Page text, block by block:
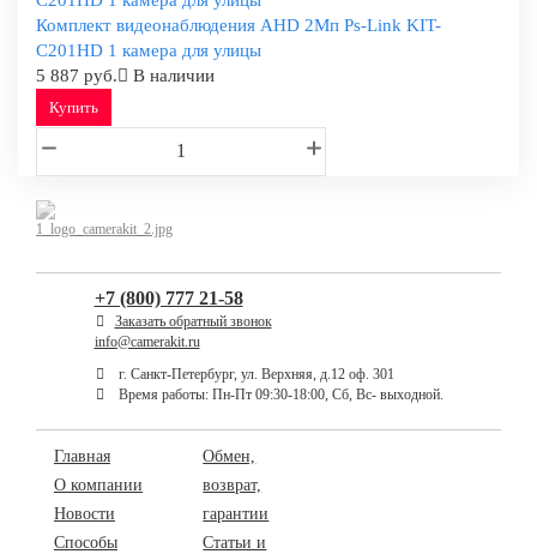
Комплект видеонаблюдения AHD 2Мп Ps-Link KIT-
C201HD 1 камера для улицы
5 887 руб.
В наличии
Купить
+7 (800) 777 21-58
Заказать обратный звонок
info@camerakit.ru
г. Санкт-Петербург, ул. Верхняя, д.12 оф. 301
Время работы: Пн-Пт 09:30-18:00, Сб, Вс- выходной.
Главная
О компании
Новости
Способы
Обмен,
возврат,
гарантии
Статьи и